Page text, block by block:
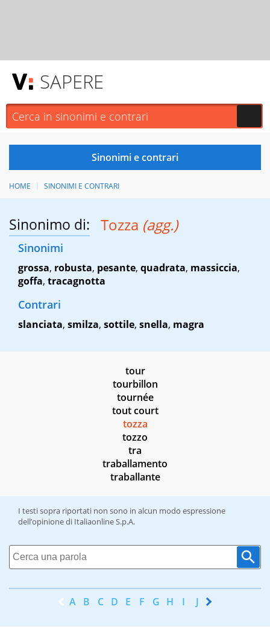
SAPERE
HOME SINONIMI E CONTRARI
Sinonimo di: Tozza (agg.)
Sinonimi
grossa, robusta, pesante, quadrata, massiccia,
goffa, tracagnotta
Contrari
slanciata, smilza, sottile, snella, magra
tour
tourbillon
tournée
tout court
tozza
tozzo
tra
traballamento
traballante
I testi sopra riportati non sono in alcun modo espressione
dell’opinione di Italiaonline S.p.A.
A B C D E F G H I J K